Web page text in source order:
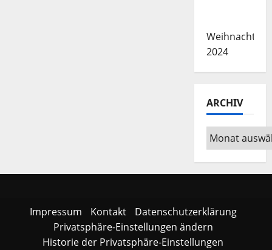
2024
ARCHIV
Archiv
Impressum Kontakt
Datenschutzerklärung
Privatsphäre-Einstellungen ändern
Historie der Privatsphäre-Einstellungen